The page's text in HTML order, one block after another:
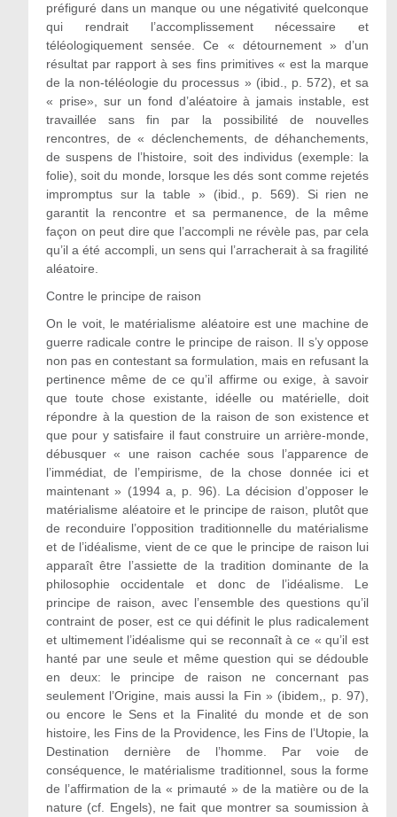
préfiguré dans un manque ou une négativité quelconque
qui rendrait l’accomplissement nécessaire et
téléologiquement sensée. Ce « détournement » d’un
résultat par rapport à ses fins primitives « est la marque
de la non-téléologie du processus » (ibid., p. 572), et sa
« prise», sur un fond d’aléatoire à jamais instable, est
travaillée sans fin par la possibilité de nouvelles
rencontres, de « déclenchements, de déhanchements,
de suspens de l’histoire, soit des individus (exemple: la
folie), soit du monde, lorsque les dés sont comme rejetés
impromptus sur la table » (ibid., p. 569). Si rien ne
garantit la rencontre et sa permanence, de la même
façon on peut dire que l’accompli ne révèle pas, par cela
qu’il a été accompli, un sens qui l’arracherait à sa fragilité
aléatoire.
Contre le principe de raison
On le voit, le matérialisme aléatoire est une machine de
guerre radicale contre le principe de raison. Il s’y oppose
non pas en contestant sa formulation, mais en refusant la
pertinence même de ce qu’il affirme ou exige, à savoir
que toute chose existante, idéelle ou matérielle, doit
répondre à la question de la raison de son existence et
que pour y satisfaire il faut construire un arrière-monde,
débusquer « une raison cachée sous l’apparence de
l’immédiat, de l’empirisme, de la chose donnée ici et
maintenant » (1994 a, p. 96). La décision d’opposer le
matérialisme aléatoire et le principe de raison, plutôt que
de reconduire l’opposition traditionnelle du matérialisme
et de l’idéalisme, vient de ce que le principe de raison lui
apparaît être l’assiette de la tradition dominante de la
philosophie occidentale et donc de l’idéalisme. Le
principe de raison, avec l’ensemble des questions qu’il
contraint de poser, est ce qui définit le plus radicalement
et ultimement l’idéalisme qui se reconnaît à ce « qu’il est
hanté par une seule et même question qui se dédouble
en deux: le principe de raison ne concernant pas
seulement l’Origine, mais aussi la Fin » (ibidem,, p. 97),
ou encore le Sens et la Finalité du monde et de son
histoire, les Fins de la Providence, les Fins de l’Utopie, la
Destination dernière de l’homme. Par voie de
conséquence, le matérialisme traditionnel, sous la forme
de l’affirmation de la « primauté » de la matière ou de la
nature (cf. Engels), ne fait que montrer sa soumission à